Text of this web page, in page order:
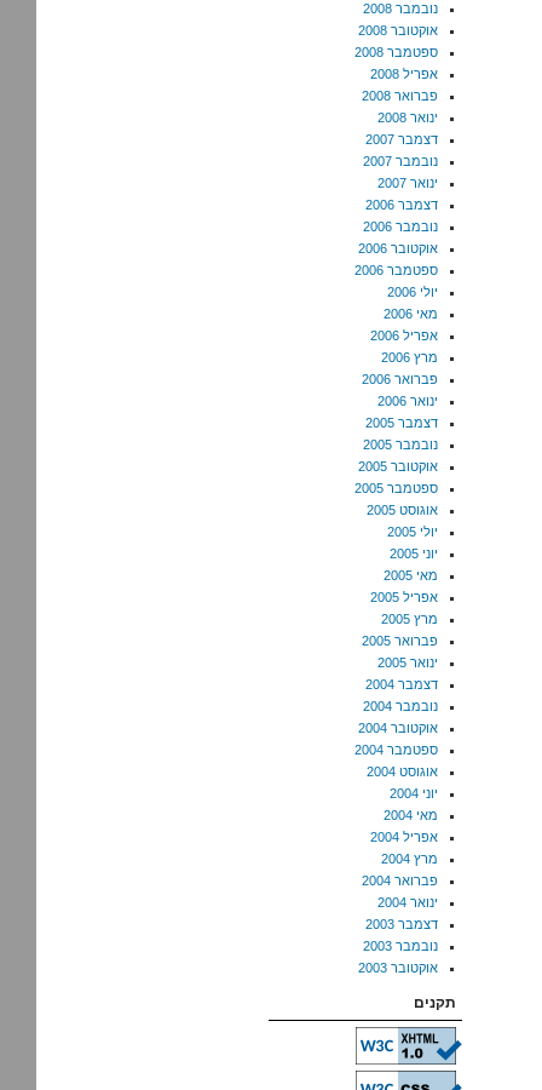
נובמבר 2008
אוקטובר 2008
ספטמבר 2008
אפריל 2008
פברואר 2008
ינואר 2008
דצמבר 2007
נובמבר 2007
ינואר 2007
דצמבר 2006
נובמבר 2006
אוקטובר 2006
ספטמבר 2006
יולי 2006
מאי 2006
אפריל 2006
מרץ 2006
פברואר 2006
ינואר 2006
דצמבר 2005
נובמבר 2005
אוקטובר 2005
ספטמבר 2005
אוגוסט 2005
יולי 2005
יוני 2005
מאי 2005
אפריל 2005
מרץ 2005
פברואר 2005
ינואר 2005
דצמבר 2004
נובמבר 2004
אוקטובר 2004
ספטמבר 2004
אוגוסט 2004
יוני 2004
מאי 2004
אפריל 2004
מרץ 2004
פברואר 2004
ינואר 2004
דצמבר 2003
נובמבר 2003
אוקטובר 2003
תקנים